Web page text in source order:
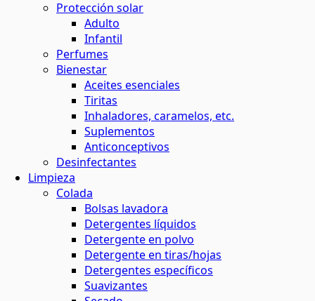
Protección solar
Adulto
Infantil
Perfumes
Bienestar
Aceites esenciales
Tiritas
Inhaladores, caramelos, etc.
Suplementos
Anticonceptivos
Desinfectantes
Limpieza
Colada
Bolsas lavadora
Detergentes líquidos
Detergente en polvo
Detergente en tiras/hojas
Detergentes específicos
Suavizantes